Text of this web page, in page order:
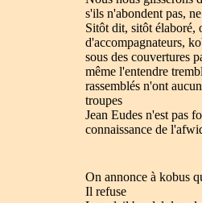
s'ils n'abondent pas,
Sitôt dit, sitôt élaboré,
d'accompagnateurs,
sous des couvertures
même l'entendre
rassemblés n'ont
troupes
Jean Eudes n'est pas
connaissance de
On annonce à kobus
Il refuse